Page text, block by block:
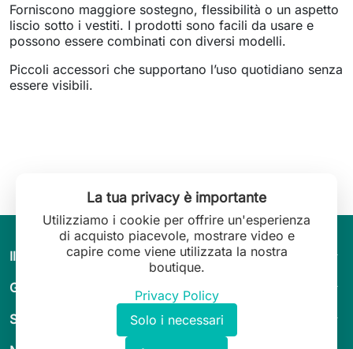
Forniscono maggiore sostegno, flessibilità o un aspetto
liscio sotto i vestiti. I prodotti sono facili da usare e
possono essere combinati con diversi modelli.
Piccoli accessori che supportano l’uso quotidiano senza
essere visibili.
Il mondo di Leilani Lingerie arrow_drop_down
Guida & consigli arrow_drop_down
Servizio clienti arrow_drop_down
La tua privacy è importante
Utilizziamo i cookie per offrire un'esperienza
di acquisto piacevole, mostrare video e
capire come viene utilizzata la nostra
boutique.
Privacy Policy
Solo i necessari